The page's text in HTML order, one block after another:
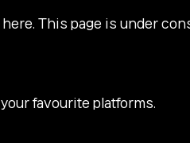
This page is under
favourite platforms.